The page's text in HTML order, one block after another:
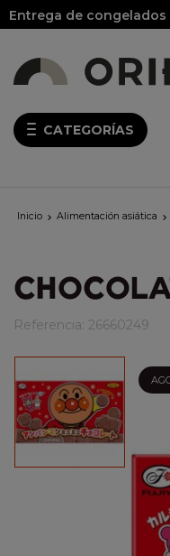
Entrega de
CATEGORÍAS
Inicio  Alimentación asiática 
Referencia: 26660249